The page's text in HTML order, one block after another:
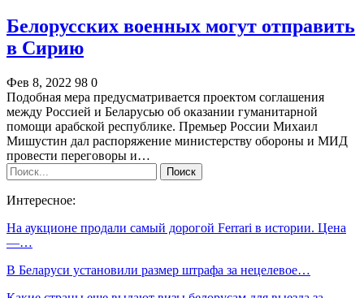
Белорусских военных могут отправить
в Сирию
Фев 8, 2022 98 0
Подобная мера предусматривается проектом соглашения
между Россией и Беларусью об оказании гуманитарной
помощи арабской республике. Премьер России Михаил
Мишустин дал распоряжение министерству обороны и МИД
провести переговоры и…
Интересное:
На аукционе продали самый дорогой Ferrari в истории. Цена
―…
В Беларуси установили размер штрафа за нецелевое…